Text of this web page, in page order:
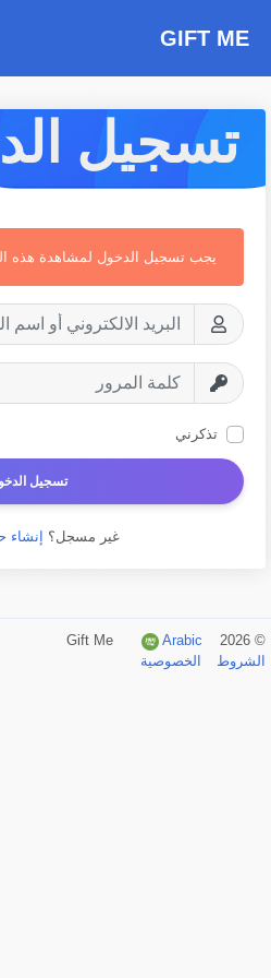
GIFT ME
تسجيل
يجب تسجيل الدخول لمشاهدة هذه
تذكرني
تسجيل
غير مسجل؟
© 2026 Gift Me
Arabic
الشروط
الخصوصية